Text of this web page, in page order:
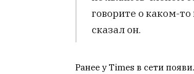
говорите о каком-
сказал он.
Ранее у Times в сети